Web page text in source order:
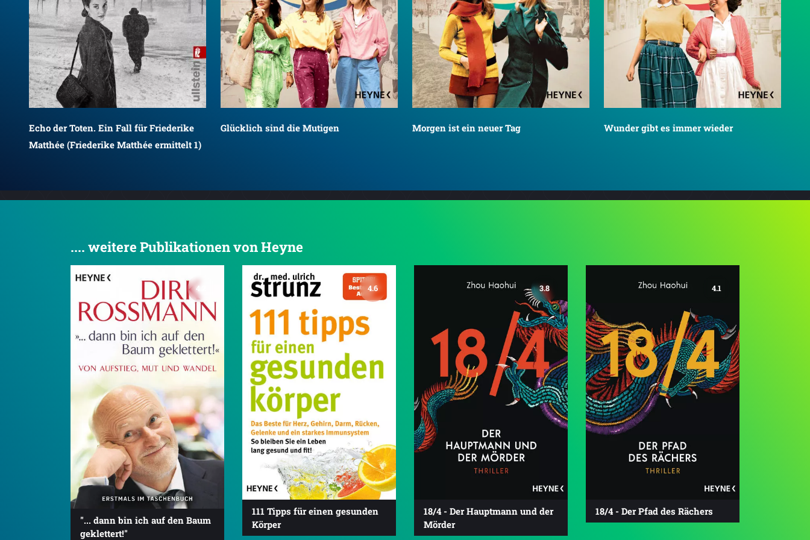
Echo der Toten. Ein Fall für Friederike
Matthée (Friederike Matthée ermittelt 1)
Glücklich sind die Mutigen Morgen ist ein neuer Tag Wunder gibt es immer wieder
.... weitere Publikationen von Heyne
4.2
"... dann bin ich auf den Baum
geklettert!"
4.6
111 Tipps für einen gesunden
Körper
3.8
18/4 - Der Hauptmann und der
Mörder
4.1
18/4 - Der Pfad des Rächers